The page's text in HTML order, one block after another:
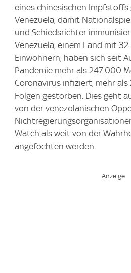
eines chinesischen Impfstoffs
Venezuela, damit
und Schiedsrichter
Venezuela, einem Land mit
Einwohnern, haben sich seit
Pandemie mehr als 247.000
Coronavirus infiziert, mehr
Folgen gestorben. Dies geht
von der venezolanischen
Watch als weit von der
angefochten werden.